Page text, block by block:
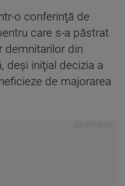
o conferinţă de
care s-a păstrat
demnitarilor din
deşi iniţial decizia a
de majorarea